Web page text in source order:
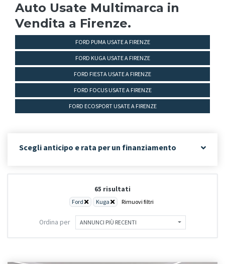
Auto Usate Multimarca in
Vendita a Firenze.
FORD PUMA USATE A FIRENZE
FORD KUGA USATE A FIRENZE
FORD FIESTA USATE A FIRENZE
FORD FOCUS USATE A FIRENZE
FORD ECOSPORT USATE A FIRENZE
Scegli anticipo e rata per un finanziamento
65 risultati
Ford Kuga Rimuovi filtri
Ordina per ANNUNCI PIÙ RECENTI